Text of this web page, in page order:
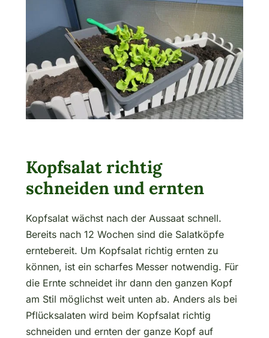
Kopfsalat richtig
schneiden und ernten
Kopfsalat wächst nach der Aussaat schnell.
Bereits nach 12 Wochen sind die Salatköpfe
erntebereit. Um Kopfsalat richtig ernten zu
können, ist ein scharfes Messer notwendig. Für
die Ernte schneidet ihr dann den ganzen Kopf
am Stil möglichst weit unten ab. Anders als bei
Pflücksalaten wird beim Kopfsalat richtig
schneiden und ernten der ganze Kopf auf